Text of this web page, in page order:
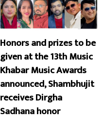
Honors and prizes to be
given at the 13th Music
Khabar Music Awards
announced, Shambhujit
receives Dirgha
Sadhana honor